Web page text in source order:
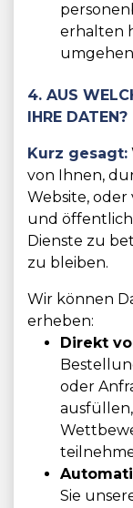
erhalten
4. AUS
IHRE DATEN?
Kurz gesagt:
von Ihnen,
Website,
und
Dienste zu
zu bleiben.
Wir können
erheben:
Direkt
oder
Sie